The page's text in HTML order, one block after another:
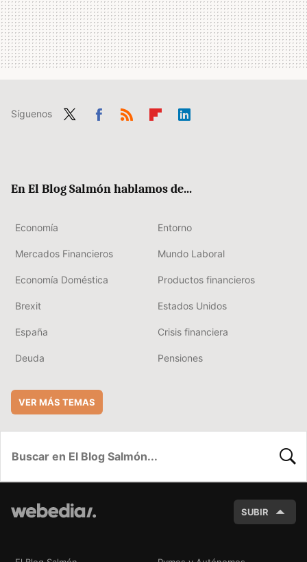
Síguenos
En El Blog Salmón hablamos de...
Economía Entorno
Mercados Financieros Mundo Laboral
Economía Doméstica Productos financieros
Brexit Estados Unidos
España Crisis financiera
Deuda Pensiones
VER MÁS TEMAS
SUBIR